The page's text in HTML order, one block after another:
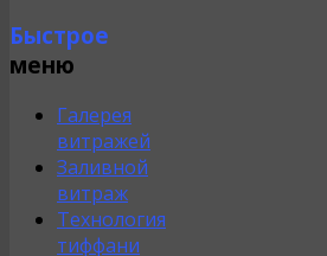
Быстрое
меню
Галерея
витражей
Заливной
витраж
Технология
тиффани